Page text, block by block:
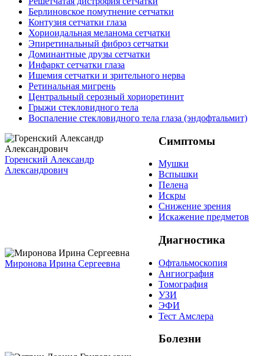
Берлиновское помутнение сетчатки
Контузия сетчатки глаза
Хориоидальная меланома сетчатки
Эпиретинальный фиброз сетчатки
Доминантные друзы сетчатки
Инфаркт сетчатки глаза
Ишемия сетчатки и зрительного нерва
Ретинальная мигрень
Центральный серозный хориоретинит
Грыжи стекловидного тела
Воспаление стекловидного тела глаза (эндофтальмит)
Горенский Александр
Александрович
Миронова Ирина Сергеевна
Симптомы
Мушки
Вспышки
Пелена
Искры
Снижение зрения
Искажение предметов
Диагностика
Офтальмоскопия
Ангиография
Томография
УЗИ
ЭФИ
Тест Амслера
Болезни